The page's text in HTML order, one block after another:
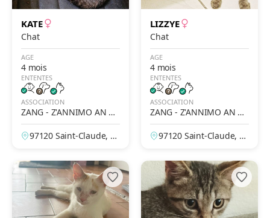
KATE
Chat
AGE
4 mois
ENTENTES
ASSOCIATION
ZANG - Z'ANNIMO AN N
OU GWADLOUP'
97120 Saint-Claude, G
LIZZYE
Chat
AGE
4 mois
ENTENTES
ASSOCIATION
ZANG - Z'ANNIMO AN N
OU GWADLOUP'
97120 Saint-Claude, G